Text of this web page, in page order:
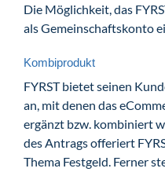
Die Möglichkeit, das
als Gemeinschaftskonto
Kombiprodukt
FYRST bietet seinen
an, mit denen das
ergänzt bzw. kombiniert
des Antrags offeriert
Thema Festgeld. Ferner